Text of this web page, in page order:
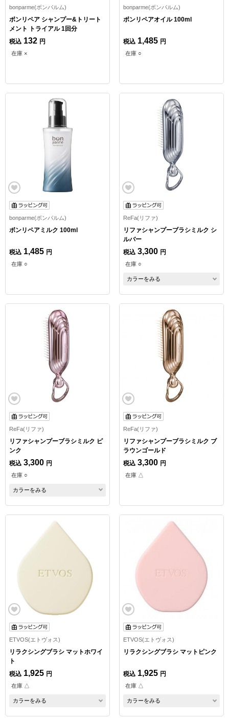
bonparme(ボンパルム)
ボンリペア シャンプー&トリート
メント トライアル 1回分
税込 132 円
在庫 ×
bonparme(ボンパルム)
ボンリペアオイル 100ml
税込 1,485 円
在庫 ○
bonparme(ボンパルム)
ボンリペアミルク 100ml
税込 1,485 円
在庫 ○
ReFa(リファ)
リファシャンプーブラシミルク シ
ルバー
税込 3,300 円
在庫 ○
カラーをみる
ReFa(リファ)
リファシャンプーブラシミルク ピ
ンク
税込 3,300 円
在庫 ○
カラーをみる
ReFa(リファ)
リファシャンプーブラシミルク ブ
ラウンゴールド
税込 3,300 円
在庫 △
ETVOS(エトヴォス)
リラクシングブラシ マットホワイ
ト
税込 1,925 円
在庫 △
カラーをみる
ETVOS(エトヴォス)
リラクシングブラシ マットピンク
税込 1,925 円
在庫 △
カラーをみる